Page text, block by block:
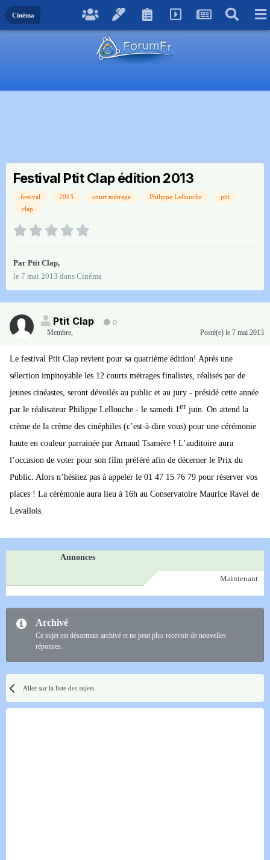
Cinéma
Festival Ptit Clap édition 2013
festival 2013 court métrage Philippe Lellouche
ptit
clap
Par Ptit Clap,
le 7 mai 2013 dans Cinéma
Ptit Clap
0
Membre, Posté(e) le 7 mai 2013
Le festival Ptit Clap revient pour sa quatrième édition! Après une
sélection impitoyable les 12 courts métrages finalistes, réalisés par de
jeunes cinéastes, seront dévoilés au public et au jury - présidé cette année
par le réalisateur Philippe Lellouche - le samedi 1er juin. On attend la
crème de la crème des cinéphiles (c’est-à-dire vous) pour une cérémonie
haute en couleur parrainée par Arnaud Tsamère ! L’auditoire aura
l’occasion de voter pour son film préféré afin de décerner le Prix du
Public. Alors n’hésitez pas à appeler le 01 47 15 76 79 pour réserver vos
places ! La cérémonie aura lieu à 16h au Conservatoire Maurice Ravel de
Levallois.
Annonces
Maintenant
Archivé
Ce sujet est désormais archivé et ne peut plus recevoir de nouvelles
réponses.
Aller sur la liste des sujets